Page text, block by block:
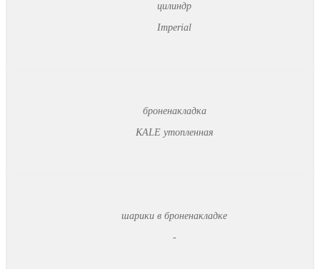
цилиндр
Imperial
броненакладка
KALE утопленная
шарики в броненакладке
-